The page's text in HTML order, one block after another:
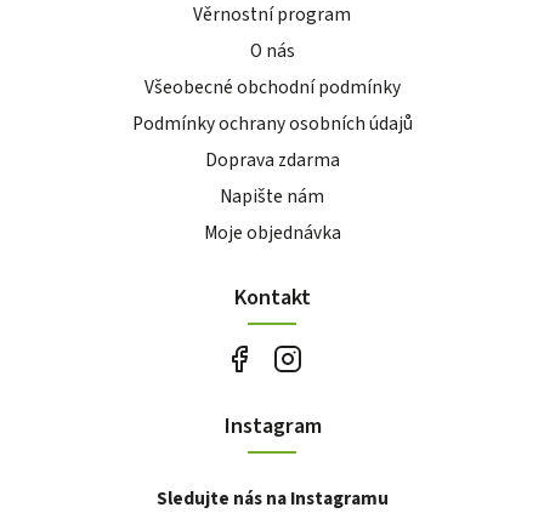
Věrnostní program
O nás
Všeobecné obchodní podmínky
Podmínky ochrany osobních údajů
Doprava zdarma
Napište nám
Moje objednávka
Kontakt
Instagram
Sledujte nás na Instagramu